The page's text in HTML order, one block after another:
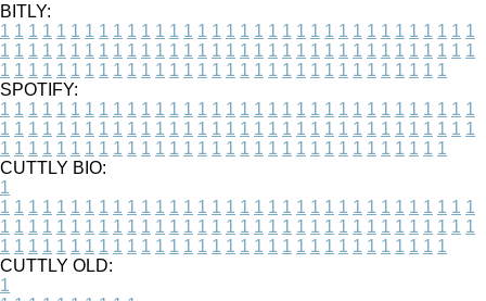
BITLY:
1 1 1 1 1 1 1 1 1 1 1 1 1 1 1 1 1 1 1 1 1 1 1 1 1 1 1 1 1 1 1 1 1 1
1 1 1 1 1 1 1 1 1 1 1 1 1 1 1 1 1 1 1 1 1 1 1 1 1 1 1 1 1 1 1 1 1 1
1 1 1 1 1 1 1 1 1 1 1 1 1 1 1 1 1 1 1 1 1 1 1 1 1 1 1 1 1 1 1 1
SPOTIFY:
1 1 1 1 1 1 1 1 1 1 1 1 1 1 1 1 1 1 1 1 1 1 1 1 1 1 1 1 1 1 1 1 1 1
1 1 1 1 1 1 1 1 1 1 1 1 1 1 1 1 1 1 1 1 1 1 1 1 1 1 1 1 1 1 1 1 1 1
1 1 1 1 1 1 1 1 1 1 1 1 1 1 1 1 1 1 1 1 1 1 1 1 1 1 1 1 1 1 1 1
CUTTLY BIO:
1
1 1 1 1 1 1 1 1 1 1 1 1 1 1 1 1 1 1 1 1 1 1 1 1 1 1 1 1 1 1 1 1 1 1
1 1 1 1 1 1 1 1 1 1 1 1 1 1 1 1 1 1 1 1 1 1 1 1 1 1 1 1 1 1 1 1 1 1
1 1 1 1 1 1 1 1 1 1 1 1 1 1 1 1 1 1 1 1 1 1 1 1 1 1 1 1 1 1 1 1
CUTTLY OLD:
1